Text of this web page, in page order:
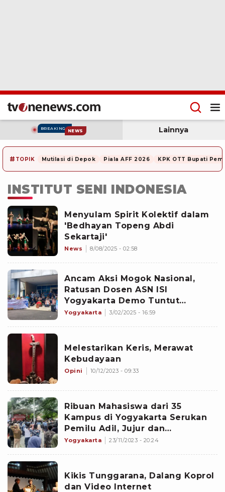
BREAKING NEWS Lainnya
# TOPIK Mutilasi di Depok Piala AFF 2026 KPK OTT Bupati
INSTITUT SENI INDONESIA
Menyulam Spirit Kolektif dalam
'Bedhayan Topeng Abdi
Sekartaji'
News 8/08/2025 - 02:58
Ancam Aksi Mogok Nasional,
Ratusan Dosen ASN ISI
Yogyakarta Demo Tuntut
Pemerintah Cairkan Tukin
Yogyakarta 3/02/2025 - 16:59
Melestarikan Keris, Merawat
Kebudayaan
Opini 10/12/2023 - 09:33
Ribuan Mahasiswa dari 35
Kampus di Yogyakarta Serukan
Pemilu Adil, Jujur dan
Demokratis
Yogyakarta 23/11/2023 - 20:24
Kikis Tunggarana, Dalang Koprol
dan Video Internet